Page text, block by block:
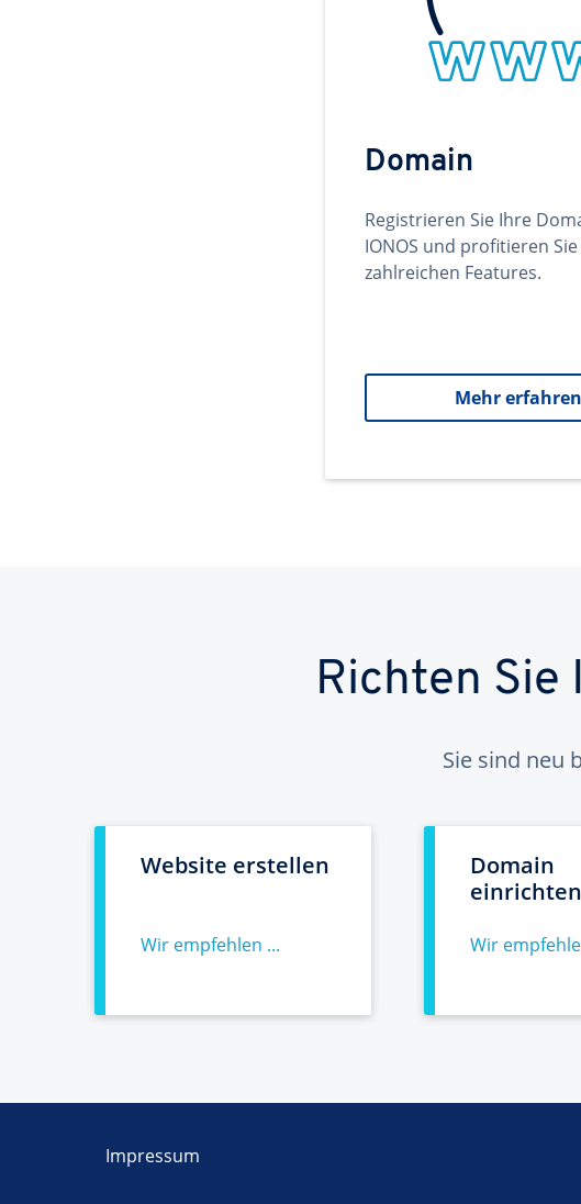
Domain
Registrieren Sie Ihre
IONOS und profitieren
zahlreichen Features.
Mehr erfahren
Richten Sie
Sie sind neu
Website erstellen
Wir empfehlen ...
Domain
einrichten
Wir
Impressum